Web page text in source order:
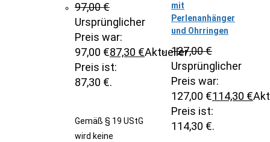
97,00€
Ursprünglicher
Preis war:
97,00 €87,30 €Aktueller
Preis ist:
87,30 €.
Gemäß § 19 UStG
wird keine
mit
Perlenanhänger
und Ohrringen
127,00€
Ursprünglicher
Preis war:
127,00 €114,30 €
Preis ist:
114,30 €.